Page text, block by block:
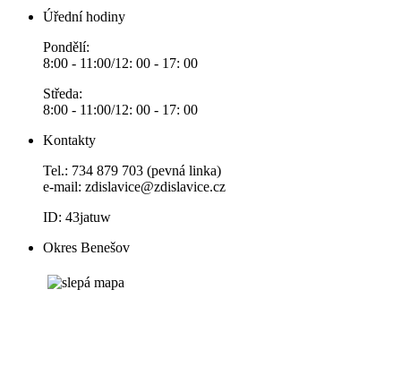
Úřední hodiny
Pondělí:
8:00 - 11:00/12: 00 - 17: 00
Středa:
8:00 - 11:00/12: 00 - 17: 00
Kontakty
Tel.: 734 879 703 (pevná linka)
e-mail: zdislavice@zdislavice.cz
ID: 43jatuw
Okres Benešov